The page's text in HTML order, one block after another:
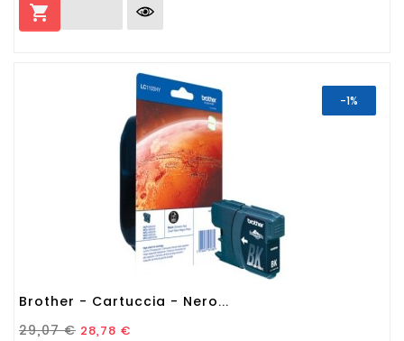

-1%
Brother - Cartuccia - Nero...
Prezzo Standard
29,07 € Prezzo
28,78 €